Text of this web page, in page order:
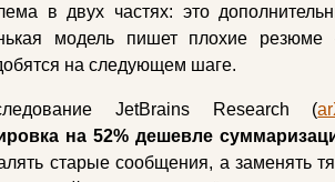
в двух частях: это
модель пишет плохие
на следующем шаге.
JetBrains Research (
на 52% дешевле
старые сообщения, а заменять